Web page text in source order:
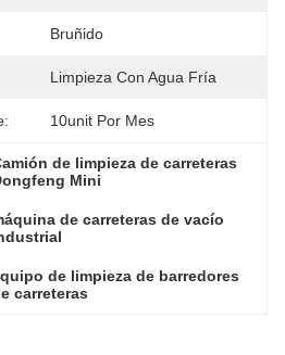
Bruñido
Limpieza Con Agua Fría
10unit Por Mes
de limpieza de carreteras
Mini
de carreteras de vacío
de limpieza de barredores
carreteras